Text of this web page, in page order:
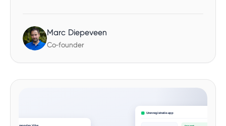
Marc Diepeveen
Co-founder